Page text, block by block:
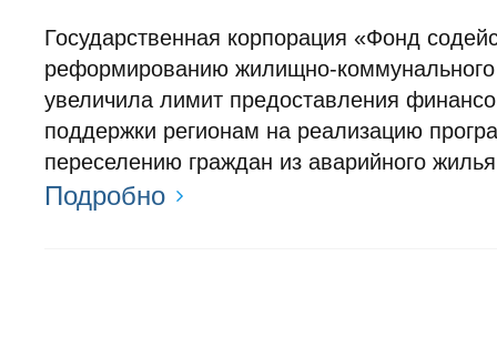
Государственная корпорация «Фонд
реформированию жилищно-коммунального
увеличила лимит предоставления
поддержки регионам на реализацию
переселению граждан из аварийного
Подробно